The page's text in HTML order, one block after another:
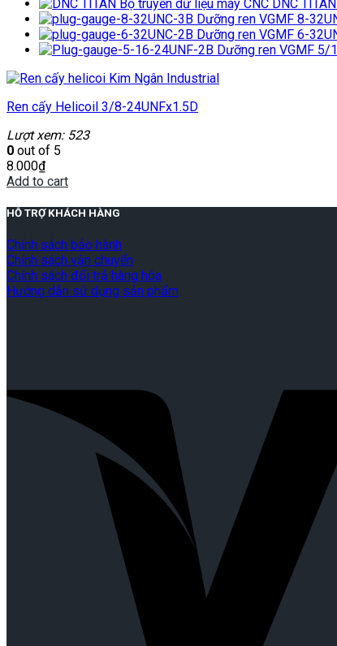
Bộ truyền dữ liệu máy CNC DNC TITAN
Dưỡng ren VGMF 8-
Dưỡng ren VGMF 6-
Dưỡng ren VGMF 5/
Ren cấy Helicoil 3/8-24UNFx1.5D
Lượt xem: 523
0 out of 5
8.000₫
Add to cart
HỖ TRỢ KHÁCH HÀNG
Chính sách bảo hành
Chính sách vận chuyển
Chính sách đổi trả hàng hóa
Hướng dẫn sử dụng sản phẩm